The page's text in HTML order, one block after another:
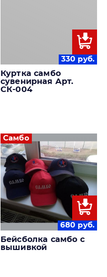
330 руб.
Куртка самбо
сувенирная Арт.
СК-004
Самбо
680 руб.
Бейсболка самбо с
вышивкой